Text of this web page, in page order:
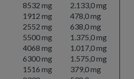
8532 mg
2.133,0 mg
1912 mg
478,0 mg
2552 mg
638,0 mg
5500 mg
1.375,0 mg
4068 mg
1.017,0 mg
6300 mg
1.575,0 mg
1516 mg
379,0 mg